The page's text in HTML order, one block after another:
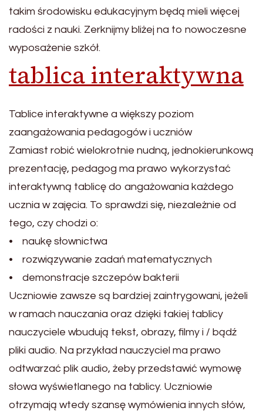
takim środowisku edukacyjnym będą mieli więcej
radości z nauki. Zerknijmy bliżej na to nowoczesne
wyposażenie szkół.
tablica interaktywna
Tablice interaktywne a większy poziom
zaangażowania pedagogów i uczniów
Zamiast robić wielokrotnie nudną, jednokierunkową
prezentację, pedagog ma prawo wykorzystać
interaktywną tablicę do angażowania każdego
ucznia w zajęcia. To sprawdzi się, niezależnie od
tego, czy chodzi o:
• naukę słownictwa
• rozwiązywanie zadań matematycznych
• demonstracje szczepów bakterii
Uczniowie zawsze są bardziej zaintrygowani, jeżeli
w ramach nauczania oraz dzięki takiej tablicy
nauczyciele wbudują tekst, obrazy, filmy i / bądź
pliki audio. Na przykład nauczyciel ma prawo
odtwarzać plik audio, żeby przedstawić wymowę
słowa wyświetlanego na tablicy. Uczniowie
otrzymają wtedy szansę wymówienia innych słów,